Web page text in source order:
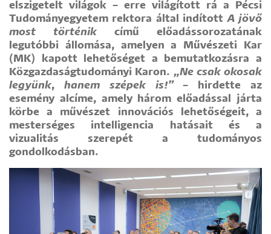
elszigetelt világok – erre világított rá a Pécsi
Tudományegyetem rektora által indítottA jövő
most történik című előadássorozatának
legutóbbi állomása, amelyen a Művészeti Kar
(MK) kapott lehetőséget a bemutatkozásra a
Közgazdaságtudományi Karon. „Ne csak okosak
legyünk, hanem szépek is!”– hirdette az
esemény alcíme, amely három előadással járta
körbe a művészet innovációs lehetőségeit, a
mesterséges intelligencia hatásait és a
vizualitás szerepét a tudományos
gondolkodásban.